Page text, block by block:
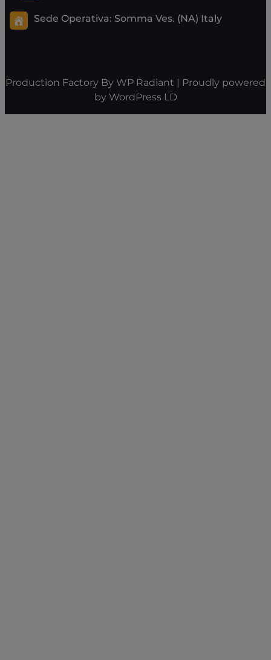
Sede Operativa: Somma Ves. (NA) Italy
Production Factory By WP Radiant | Proudly powered
by WordPressLD